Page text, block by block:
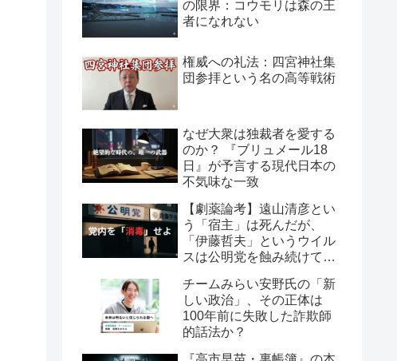
の限界：コウモリは森の王
者になれない
権威への礼法：四宮神社集
団参拝という名の高等戦術
なぜ大衆は独裁者を愛する
のか？ 『ブリュメール18
日』が予言する現代日本の
不気味な一致
【劇薬論考】遠山清彦とい
う「宿主」は死んだが、
「伊藤哲夫」というウイル
スは公明党を蝕み続けてい
チームみらい安野氏の「新
しい政治」、その正体は
100年前に失敗した詐欺師
的話法か？